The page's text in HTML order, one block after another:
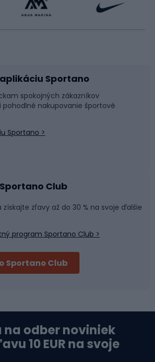
k bicyklomSportano
spokojných zákazníkov
nakupovanie športové
Sportano >
Club
získajte zľavy až do 30 % na svoje ďalšie
program Sportano Club >
Sportano Club
na odber noviniek
10 EUR na svoje